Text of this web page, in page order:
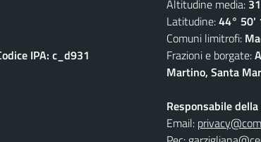
IPA: c_d931
Altitudine media:
Latitudine:44° 50'
Comuni limitrofi:
Frazioni e borgate:
Martino, Santa
Responsabile
Email: